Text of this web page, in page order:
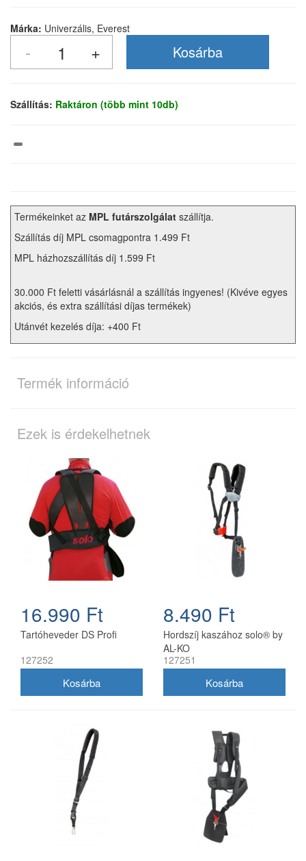
Márka: Univerzális, Everest
Szállítás: Raktáron (több mint 10db)
Termékeinket az MPL futárszolgálat szállítja.
Szállítás díj MPL csomagpontra 1.499 Ft
MPL házhozszállítás díj 1.599 Ft
30.000 Ft feletti vásárlásnál a szállítás ingyenes! (Kivéve egyes
akciós, és extra szállítási díjas termékek)
Utánvét kezelés díja: +400 Ft
Termék információ
Ezek is érdekelhetnek
16.990 Ft
Tartóheveder DS Profi
127252
8.490 Ft
Hordszíj kaszához solo® by
AL-KO
127251